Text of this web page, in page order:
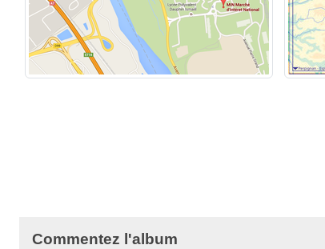
Commentez l'album